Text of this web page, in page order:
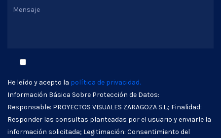
He leído y acepto la política de privacidad.
Información Básica Sobre Protección de Datos:
Responsable: PROYECTOS VISUALES ZARAGOZA S.L.; Finalidad:
Responder las consultas planteadas por el usuario y enviarle la
información solicitada; Legitimación: Consentimiento del